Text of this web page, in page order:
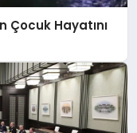
Çocuk Hayatını